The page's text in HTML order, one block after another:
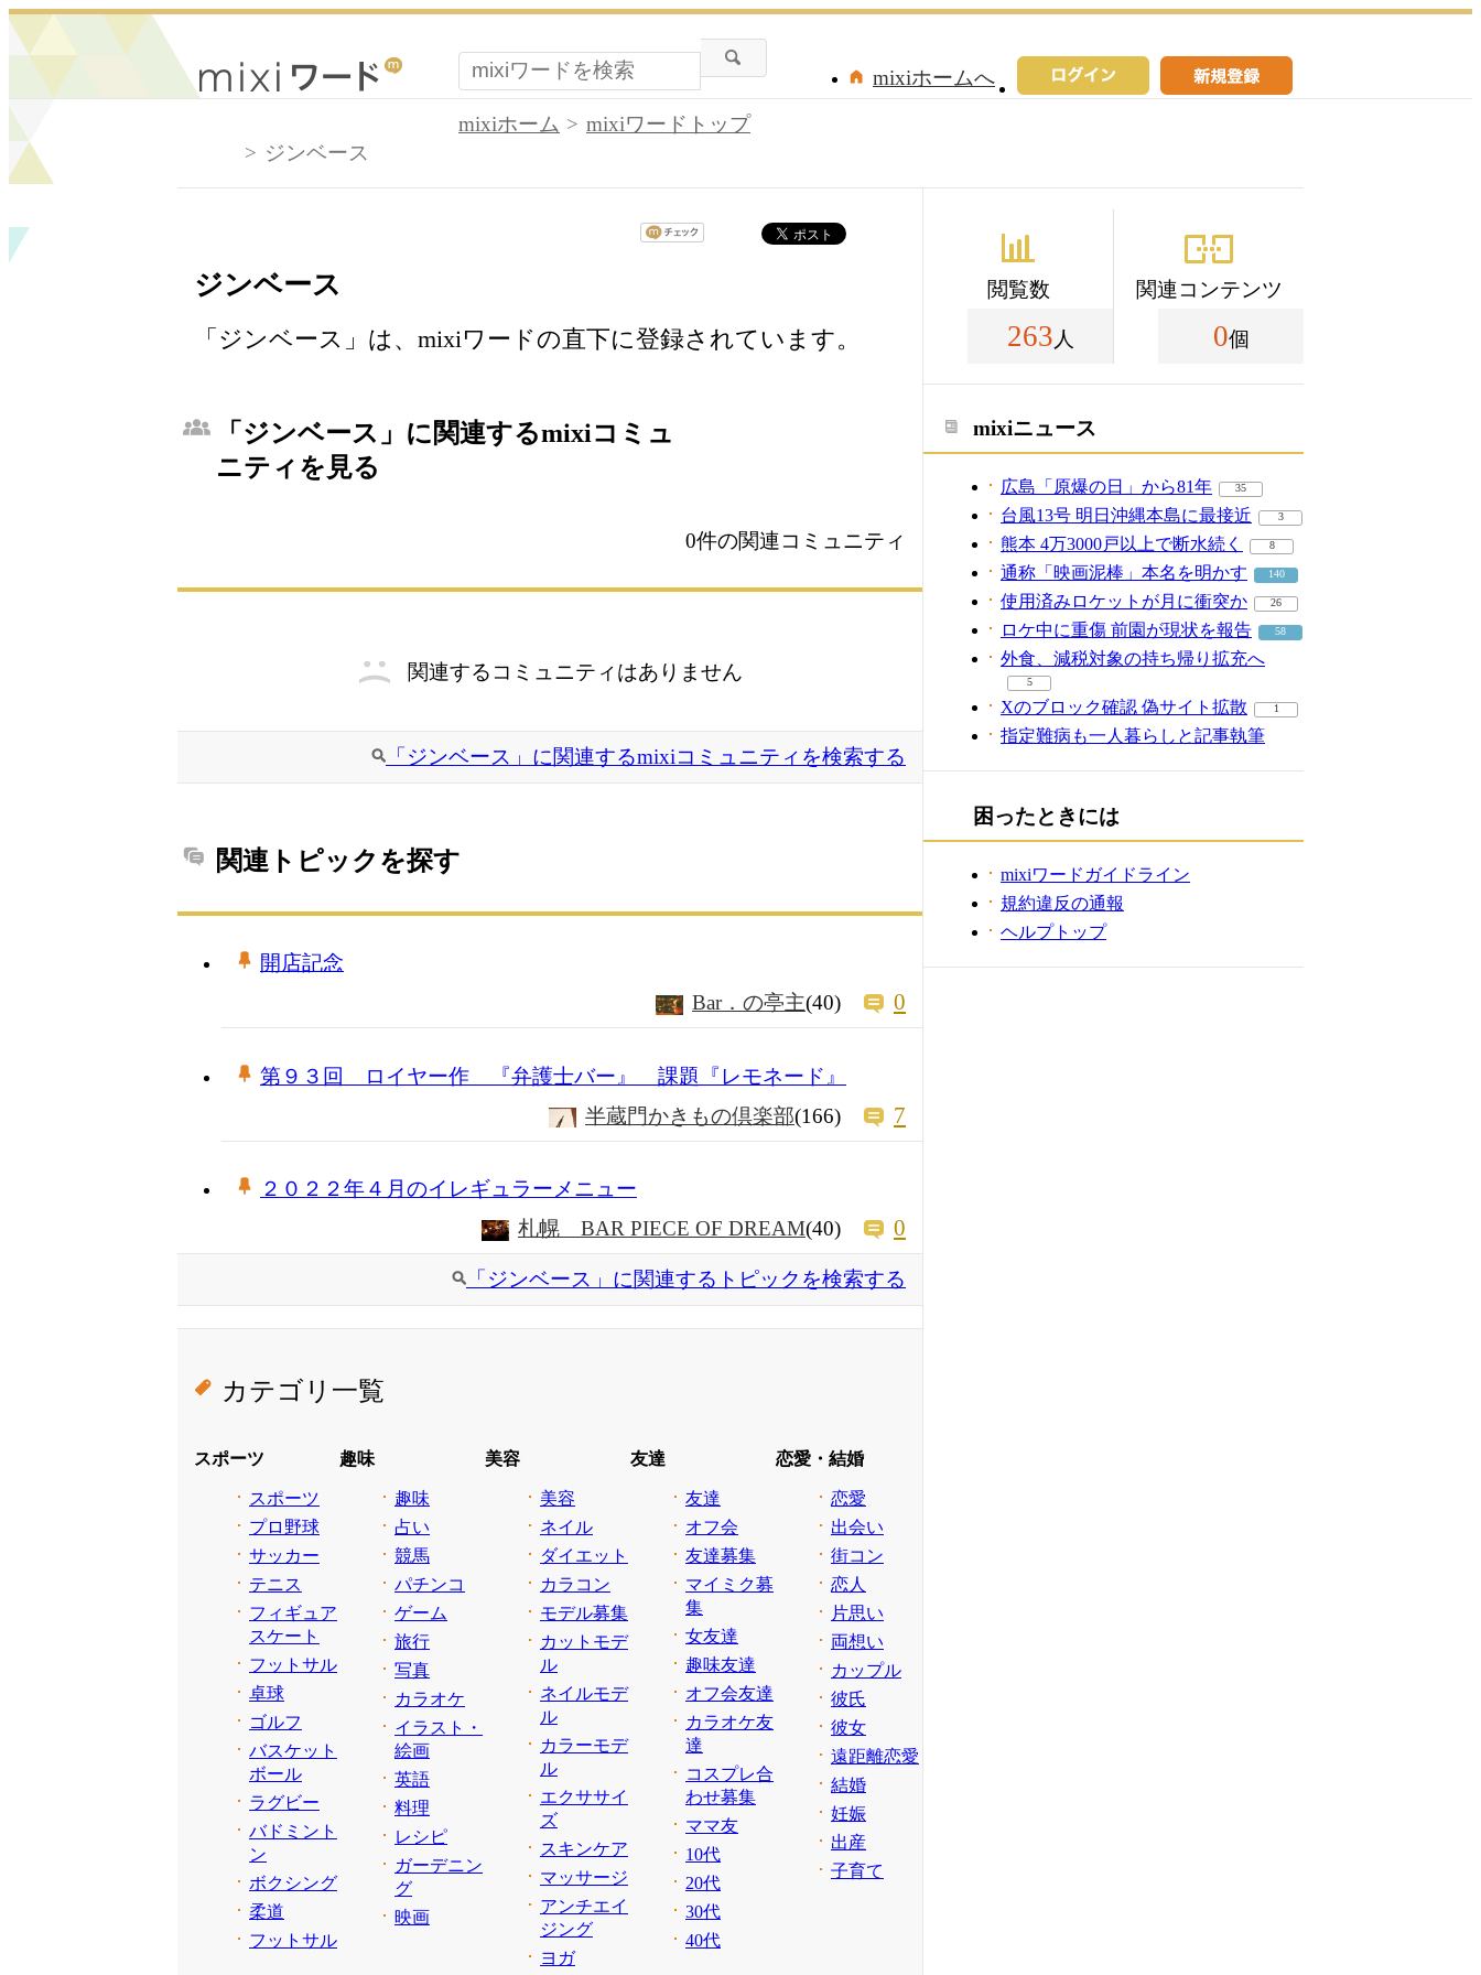
mixiホームへ
mixiホーム
mixiワードトップ
ジンベース
ジンベース
「ジンベース」は、mixiワードの直下に登録されています。
「ジンベース」に関連するmixiコミュ
ニティを見る
0件の関連コミュニティ
関連するコミュニティはありません
「ジンベース」に関連するmixiコミュニティを検索する
関連トピックを探す
開店記念
Bar．の亭主(40) 0
第９３回 ロイヤー作 『弁護士バー』 課題『レモネード』
半蔵門かきもの倶楽部(166) 7
２０２２年４月のイレギュラーメニュー
札幌 BAR PIECE OF DREAM(40) 0
「ジンベース」に関連するトピックを検索する
カテゴリ一覧
スポーツ
スポーツ
プロ野球
サッカー
テニス
フィギュア
スケート
フットサル
卓球
ゴルフ
バスケット
ボール
ラグビー
バドミント
ン
ボクシング
柔道
フットサル
趣味
趣味
占い
競馬
パチンコ
ゲーム
旅行
写真
カラオケ
イラスト・
絵画
英語
料理
レシピ
ガーデニン
グ
映画
美容
美容
ネイル
ダイエット
カラコン
モデル募集
カットモデ
ル
ネイルモデ
ル
カラーモデ
ル
エクササイ
ズ
スキンケア
マッサージ
アンチエイ
ジング
ヨガ
友達
友達
オフ会
友達募集
マイミク募
集
女友達
趣味友達
オフ会友達
カラオケ友
達
コスプレ合
わせ募集
ママ友
10代
20代
30代
40代
恋愛・結婚
恋愛
出会い
街コン
恋人
片思い
両想い
カップル
彼氏
彼女
遠距離恋愛
結婚
妊娠
出産
子育て
閲覧数
263 人
関連コンテンツ
0個
mixiニュース
広島「原爆の日」から81年 35
台風13号 明日沖縄本島に最接近 3
熊本 4万3000戸以上で断水続く 8
通称「映画泥棒」本名を明かす 140
使用済みロケットが月に衝突か 26
ロケ中に重傷 前園が現状を報告 58
外食、減税対象の持ち帰り拡充へ
5
Xのブロック確認 偽サイト拡散 1
指定難病も一人暮らしと記事執筆
困ったときには
mixiワードガイドライン
規約違反の通報
ヘルプトップ